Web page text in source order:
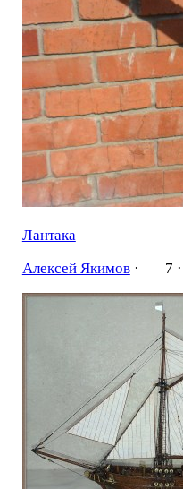
Лантака
Алексей Якимов· 7 ·